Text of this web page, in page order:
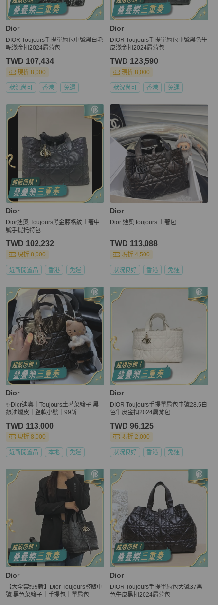
Dior
DIOR Toujours手提單肩包中號黑白毛
呢淺金扣2024肩背包
TWD 107,434
現折 8,000
狀況尚可 香港 免運
Dior
DIOR Toujours手提單肩包中號黑色牛
皮淺金扣2024肩背包
TWD 123,590
現折 8,000
狀況尚可 香港 免運
Dior
Dior迪奧 Toujours黑金藤格紋土著中
號手提托特包
TWD 102,232
現折 8,000
近新閒置品 香港 免運
Dior
Dior 迪奥 toujours 土著包
TWD 113,088
現折 4,500
狀況良好 香港 免運
Dior
✨Dior迪奧｜Toujours土著菜籃子 黑
銀油蠟皮｜竪款小號｜99新
TWD 113,000
現折 8,000
近新閒置品 本地 免運
Dior
DIOR Toujours手提單肩包中號28.5白
色牛皮金扣2024肩背包
TWD 96,125
現折 2,000
狀況良好 香港 免運
Dior
【大全套❗️99新】Dior Toujours竪版中
號 黑色菜籃子｜手提包｜單肩包
Dior
DIOR Toujours手提單肩包大號37黑
色牛皮黑扣2024肩背包